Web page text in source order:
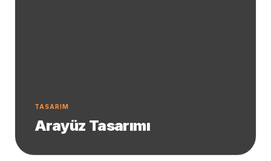
TASARIM
Arayüz Tasarımı